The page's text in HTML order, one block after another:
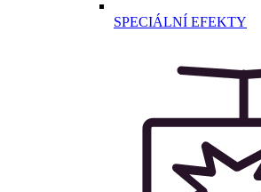
SPECIÁLNÍ EFEKTY